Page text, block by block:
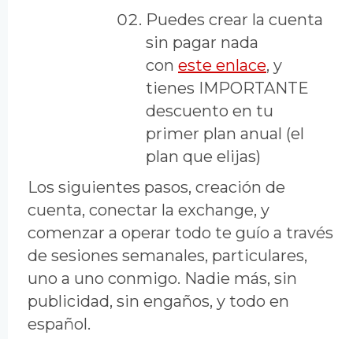
Puedes crear la cuenta
sin pagar nada
con este enlace, y
tienes IMPORTANTE
descuento en tu
primer plan anual (el
plan que elijas)
Los siguientes pasos, creación de
cuenta, conectar la exchange, y
comenzar a operar todo te guío a través
de sesiones semanales, particulares,
uno a uno conmigo. Nadie más, sin
publicidad, sin engaños, y todo en
español.